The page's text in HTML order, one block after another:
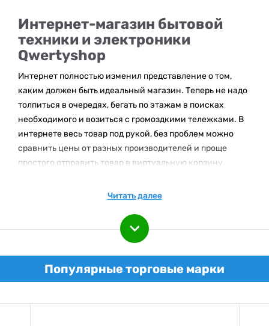
Интернет-магазин бытовой
техники и электроники
Qwertyshop
Интернет полностью изменил представление о том,
каким должен быть идеальный магазин. Теперь не надо
толпиться в очередях, бегать по этажам в поисках
необходимого и возиться с громоздкими тележками. В
интернете весь товар под рукой, без проблем можно
сравнить цены от разных производителей и проще
простого отправить товар в виртуальную корзину.
главный помощник в покупке техники и электроники.
Несмотря на огромнейший ассортимент магазина,
структурированные разделы, категории и подкатегории
помогут быстро сориентироваться на торговой
очень широк. У нас вы найдете последние новинки
Читать далее
Популярные торговые марки